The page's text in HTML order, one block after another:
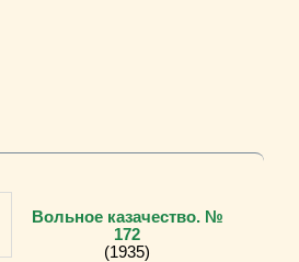
Вольное казачество. №
172
(1935)